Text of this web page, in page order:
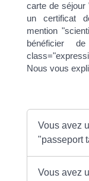
carte de séjour
un certificat
mention
bénéficier
Nous vous
Vous avez
"passeport
Vous avez